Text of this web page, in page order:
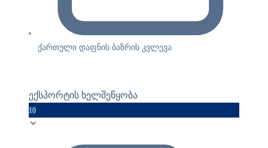
ქართული დაფნის ბაზრის კვლევა
ექსპორტის ხელშეწყობა
10